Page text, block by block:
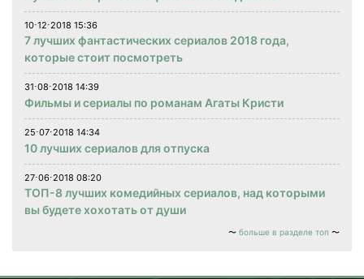
10⋅12⋅2018 15:36
7 лучших фантастических сериалов 2018 года,
которые стоит посмотреть
31⋅08⋅2018 14:39
Фильмы и сериалы по романам Агаты Кристи
25⋅07⋅2018 14:34
10 лучших сериалов для отпуска
27⋅06⋅2018 08:20
ТОП-8 лучших комедийных сериалов, над которыми
вы будете хохотать от души
больше в разделе топ